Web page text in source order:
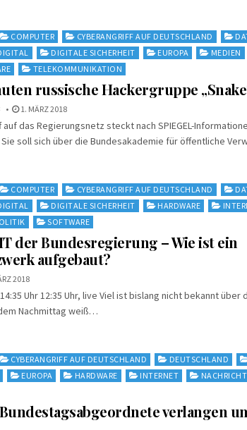
COMPUTER CYBERANGRIFF AUF DEUTSCHLAND
DIGITALE SICHERHEIT EUROPA MEDIEN
TELEKOMMUNIKATION
russische Hackergruppe
1. MÄRZ 2018
das Regierungsnetz steckt nach SPIEGEL-
Sie soll sich über die Bundesakademie für öffentliche
COMPUTER CYBERANGRIFF AUF DEUTSCHLAND
DIGITALE SICHERHEIT HARDWARE
SOFTWARE
der Bundesregierung – Wie ist ein
aufgebaut?
2018
14:35 Uhr 12:35 Uhr, live Viel ist bislang nicht bekannt
Nachmittag weiß…
CYBERANGRIFF AUF DEUTSCHLAND DEUTSCHLAND
EUROPA HARDWARE INTERNET
verlangen